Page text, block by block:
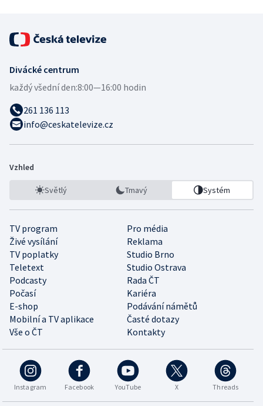
Divácké centrum
každý všední den:8:00—16:00 hodin
261 136 113
info@ceskatelevize.cz
Vzhled
Světlý Tmavý Systém
TV program
Pro média
Živé vysílání
Reklama
TV poplatky
Studio Brno
Teletext
Studio Ostrava
Podcasty
Rada ČT
Počasí
Kariéra
E-shop
Podávání námětů
Mobilní a TV aplikace
Časté dotazy
Vše o ČT
Kontakty
Instagram Facebook YouTube X Threads